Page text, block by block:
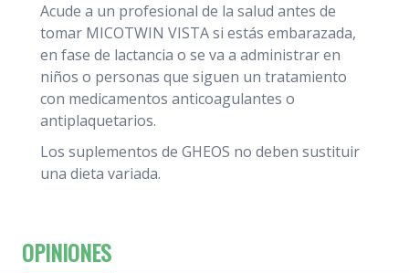
Acude a un profesional de la salud antes de
tomar MICOTWIN VISTA si estás embarazada,
en fase de lactancia o se va a administrar en
niños o personas que siguen un tratamiento
con medicamentos anticoagulantes o
antiplaquetarios.
Los suplementos de GHEOS no deben sustituir
una dieta variada.
OPINIONES